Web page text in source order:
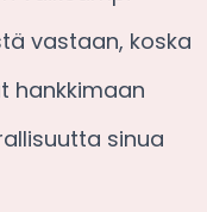
vastaan, koska
hankkimaan
sinua